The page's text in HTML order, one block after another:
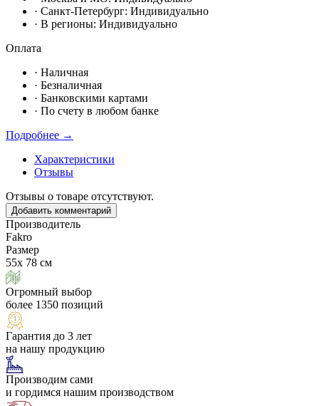
· Санкт-Петербург: Индивидуально
· В регионы: Индивидуально
Оплата
· Наличная
· Безналичная
· Банковскими картами
· По счету в любом банке
Подробнее →
Характеристики
Отзывы
Отзывы о товаре отсутствуют.
Добавить комментарий
Производитель
Fakro
Размер
55х 78 см
Огромный выбор
более 1350 позиций
Гарантия до 3 лет
на нашу продукцию
Производим сами
и гордимся нашим производством